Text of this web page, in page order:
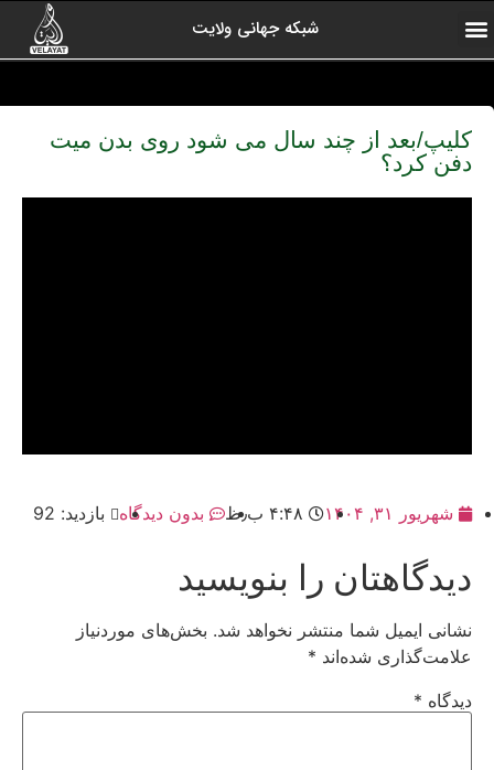
شبکه جهانی ولایت
کلیپ/بعد از چند سال می شود روی بدن میت
دفن کرد؟
شهریور ۳۱, ۱۴۰۴ ۴:۴۸ ب٫ظ بدون دیدگاه بازدید: 92
دیدگاهتان را بنویسید
نشانی ایمیل شما منتشر نخواهد شد. بخش‌های موردنیاز
علامت‌گذاری شده‌اند *
دیدگاه *